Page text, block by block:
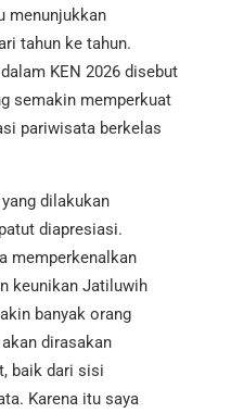
menunjukkan
tahun ke tahun.
KEN 2026 disebut
semakin memperkuat
pariwisata berkelas
dilakukan
diapresiasi.
memperkenalkan
keunikan Jatiluwih
banyak orang
dirasakan
baik dari sisi
Karena itu saya